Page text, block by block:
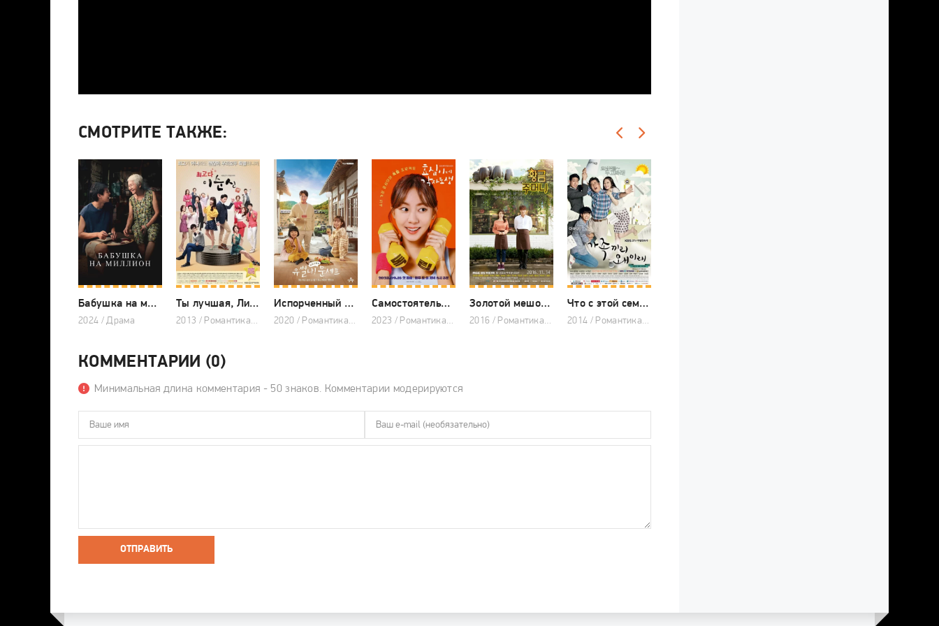
СМОТРИТЕ ТАКЖЕ:
Бабушка на миллион
2024 / Драма
Ты лучшая, Ли Сун-щин!
2013 / Романтика, Комедия, Драма, Корейские дорамы
Испорченный отпуск
2020 / Романтика, Мелодрама, Комедия, Корейские дорамы
Самостоятельная жизнь Хё-щим
2023 / Романтика, Мелодрама, Корейские дорамы
Золотой мешочек
2016 / Романтика, Мелодрама, Драма, Корейские дорамы
Что с этой семейкой?
2014 / Романтика, Комедия, Драма, Корейские дорамы
КОММЕНТАРИИ (0)
Минимальная длина комментария - 50 знаков. Комментарии модерируются
ОТПРАВИТЬ